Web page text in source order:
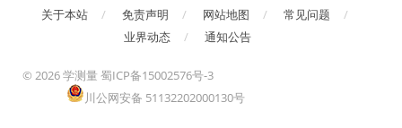
关于本站 免责声明 网站地图
常见问题
业界动态
通知公告
© 2026 学测量 蜀ICP备15002576号-3
川公网安备 51132202000130号